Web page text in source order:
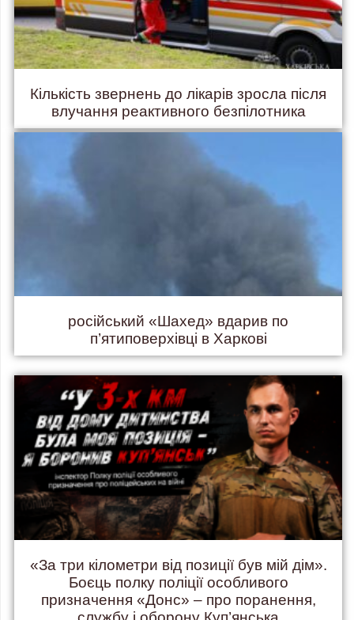
Кількість звернень до лікарів зросла після
влучання реактивного безпілотника
російський «Шахед» вдарив по
п’ятиповерхівці в Харкові
«За три кілометри від позиції був мій дім».
Боєць полку поліції особливого
призначення «Донс» – про поранення,